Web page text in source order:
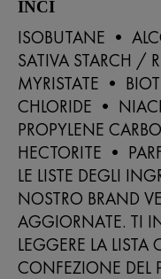
INCI
ISOBUTANE •
SATIVA STARCH /
MYRISTATE •
CHLORIDE •
PROPYLENE
HECTORITE •
LE LISTE DEGLI
NOSTRO BRAND
AGGIORNATE. TI
LEGGERE LA LISTA
CONFEZIONE DEL